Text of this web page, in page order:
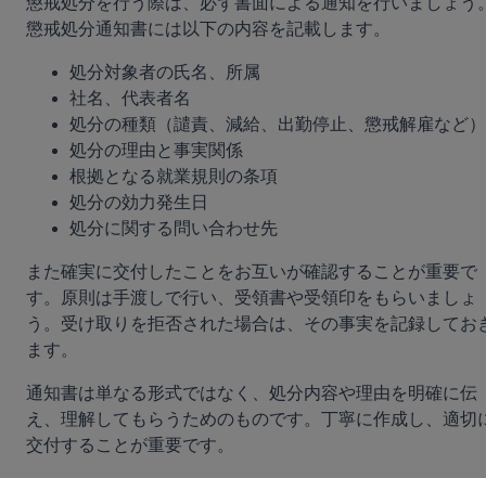
懲戒処分通知書には以下の内容を記載します。
処分対象者の氏名、所属
社名、代表者名
処分の種類（譴責、減給、出勤停止、懲戒解雇など）
処分の理由と事実関係
根拠となる就業規則の条項
処分の効力発生日
処分に関する問い合わせ先
また確実に交付したことをお互いが確認することが重要で
す。原則は手渡しで行い、受領書や受領印をもらいましょ
う。受け取りを拒否された場合は、その事実を記録してお
ます。
通知書は単なる形式ではなく、処分内容や理由を明確に伝
え、理解してもらうためのものです。丁寧に作成し、適切
交付することが重要です。